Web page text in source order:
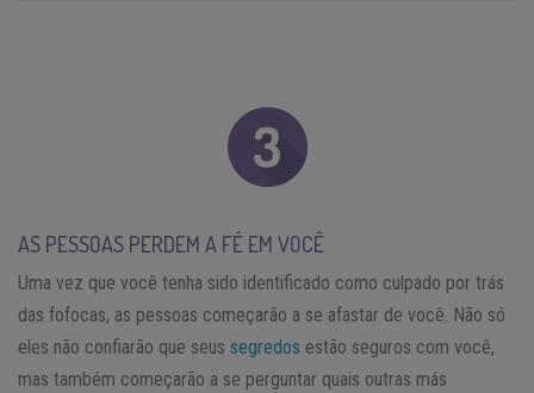
AS PESSOAS PERDEM A FÉ EM VOCÊ
Uma vez que você tenha sido identificado como culpado por trás
das fofocas, as pessoas começarão a se afastar de você. Não só
eles não confiarão que seus segredos estão seguros com você,
mas também começarão a se perguntar quais outras más